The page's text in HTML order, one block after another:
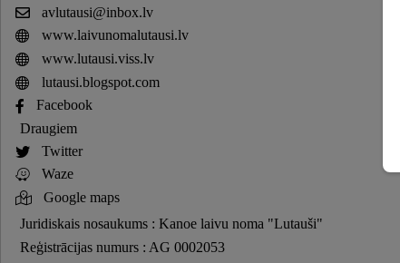
avlutausi@inbox.lv
www.laivunomalutausi.lv
www.lutausi.viss.lv
lutausi.blogspot.com
Facebook
Draugiem
Twitter
Waze
Google maps
Juridiskais nosaukums : Kanoe laivu noma "Lutauši"
Reģistrācijas numurs : AG 0002053